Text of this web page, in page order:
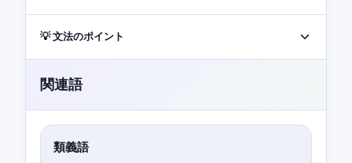
💡 文法のポイント
関連語
類義語